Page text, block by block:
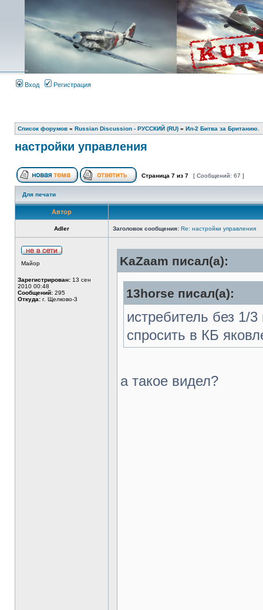
Вход Регистрация
Список форумов » Russian Discussion - РУССКИЙ (RU) » Ил-2 Битва за Британию.
настройки управления
Страница 7 из 7 [ Сообщений: 67 ]
Для печати
Автор
Adler Заголовок сообщения: Re: настройки управления
Майор
Зарегистрирован: 13 сен
2010 00:48
Сообщений: 295
Откуда: г. Щелково-3
KaZaam писал(а):
13horse писал(а):
истребитель без 1/
спросить в КБ
а такое видел?